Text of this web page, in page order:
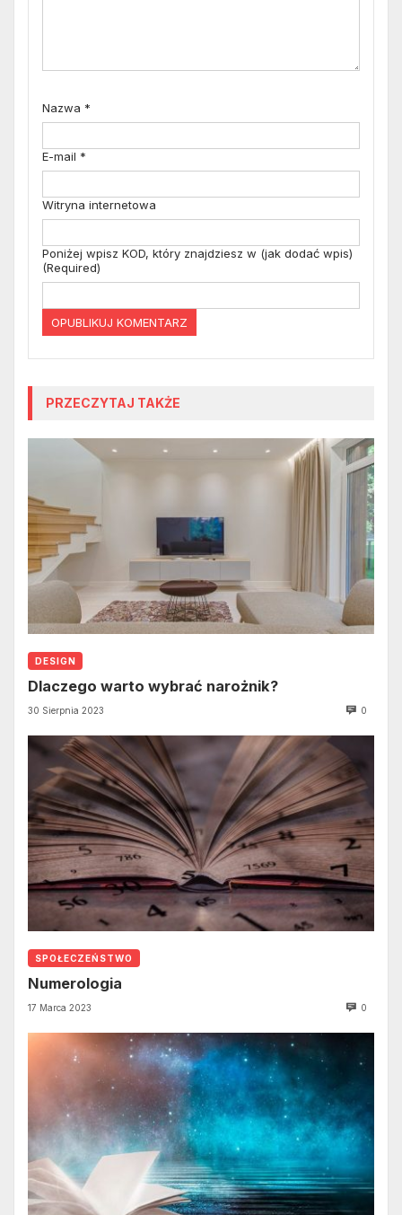
Nazwa *
E-mail *
Witryna internetowa
Poniżej wpisz KOD, który znajdziesz w (jak dodać wpis)
(Required)
PRZECZYTAJ TAKŻE
DESIGN
Dlaczego warto wybrać narożnik?
30 Sierpnia 2023 0
SPOŁECZEŃSTWO
Numerologia
17 Marca 2023 0